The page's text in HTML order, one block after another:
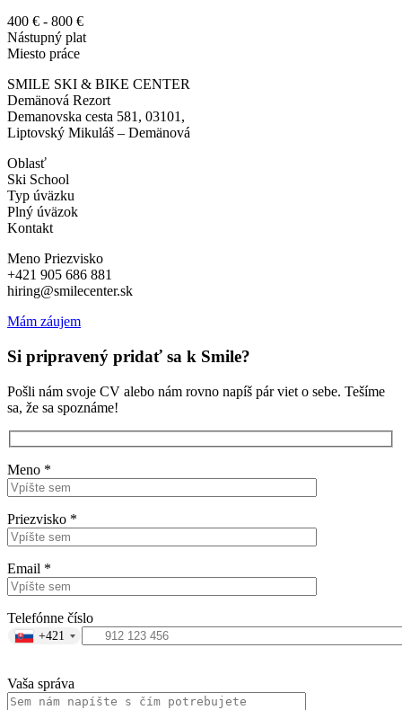
400 € - 800 €
Nástupný plat
Miesto práce
SMILE SKI & BIKE CENTER
Demänová Rezort
Demanovska cesta 581, 03101,
Liptovský Mikuláš – Demänová
Oblasť
Ski School
Typ úväzku
Plný úväzok
Kontakt
Meno Priezvisko
+421 905 686 881
hiring@smilecenter.sk
Mám záujem
Si pripravený pridať sa k Smile?
Pošli nám svoje CV alebo nám rovno napíš pár viet o sebe. Tešíme
sa, že sa spoznáme!
Meno *
Priezvisko *
Email *
Telefónne číslo
+421
Vaša správa